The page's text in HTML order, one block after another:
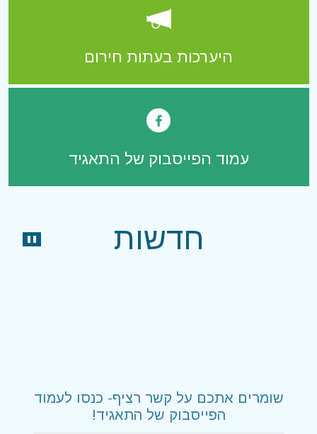
היערכות בעתות חירום
עמוד הפייסבוק של התאגיד
חדשות
שומרים אתכם על קשר רציף- כנסו לעמוד
הפייסבוק של התאגיד!